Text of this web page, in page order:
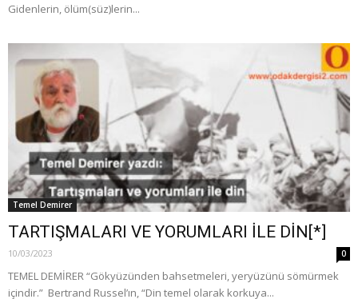
Gidenlerin, ölüm(süz)lerin...
Temel Demirer
TARTIŞMALARI VE YORUMLARI İLE DİN[*]
10/03/2023 0
TEMEL DEMİRER “Gökyüzünden bahsetmeleri, yeryüzünü sömürmek
içindir.” Bertrand Russel’ın, “Din temel olarak korkuya...